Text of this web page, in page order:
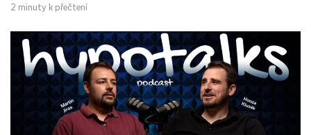
2 minuty k přečtení